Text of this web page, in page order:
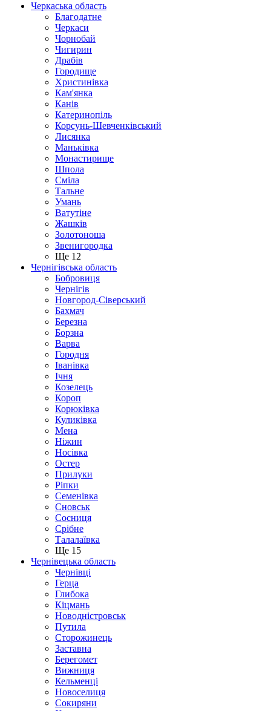
Черкаська область
Благодатне
Черкаси
Чорнобай
Чигирин
Драбів
Городище
Христинівка
Кам'янка
Канів
Катеринопіль
Корсунь-Шевченківський
Лисянка
Маньківка
Монастирище
Шпола
Сміла
Тальне
Умань
Ватутіне
Жашків
Золотоноша
Звенигородка
Ще 12
Чернігівська область
Бобровиця
Чернігів
Новгород-Сіверський
Бахмач
Березна
Борзна
Варва
Городня
Іванівка
Ічня
Козелець
Короп
Корюківка
Куликівка
Мена
Ніжин
Носівка
Остер
Прилуки
Ріпки
Семенівка
Сновськ
Сосниця
Срібне
Талалаївка
Ще 15
Чернівецька область
Чернівці
Герца
Глибока
Кіцмань
Новодністровськ
Путила
Сторожинець
Заставна
Берегомет
Вижниця
Кельменці
Новоселиця
Сокиряни